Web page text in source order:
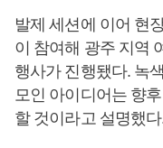
발제 세션에 이어 현
이 참여해 광주 지역
행사가 진행됐다. 녹
모인 아이디어는 향
할 것이라고 설명했